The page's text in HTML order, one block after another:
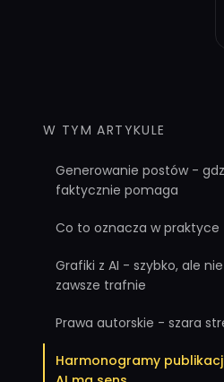
W TYM ARTYKULE
Generowanie postów -
faktycznie pomaga
Co to oznacza w praktyce
Grafiki z AI - szybko, ale nie
zawsze trafnie
Prawa autorskie - szara
Harmonogramy